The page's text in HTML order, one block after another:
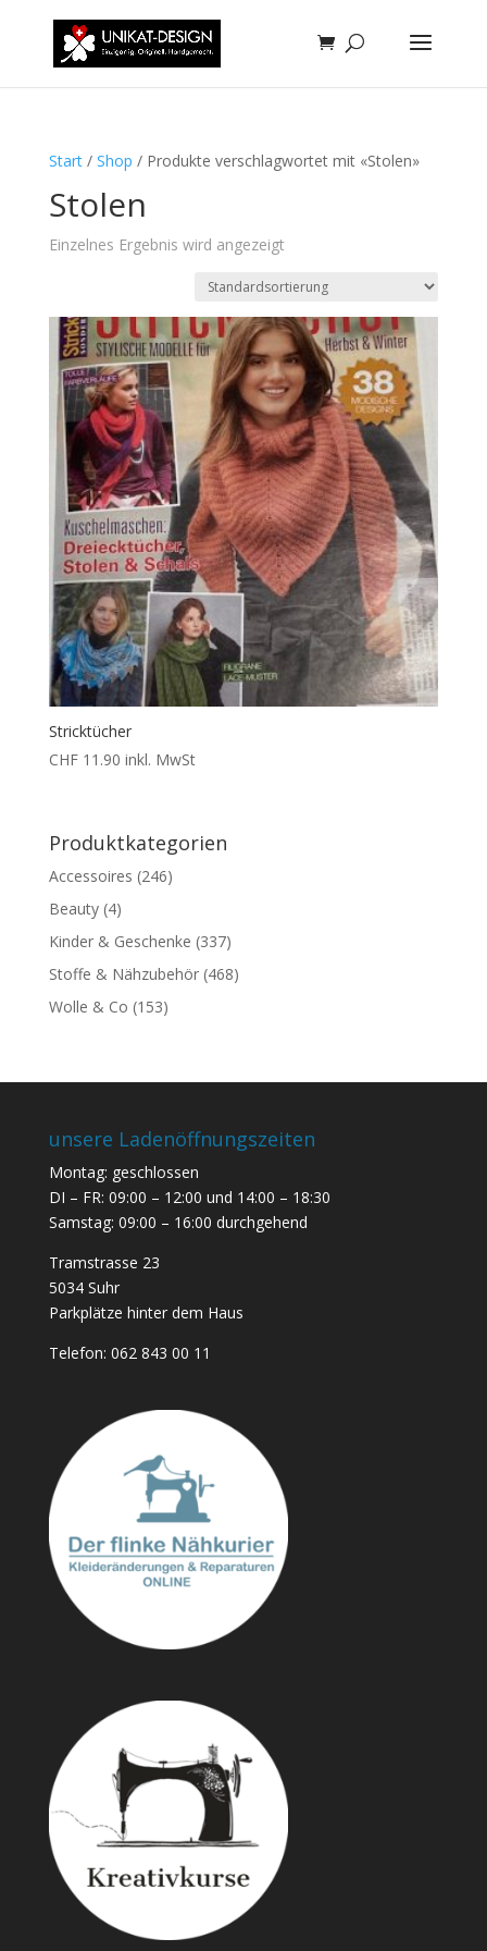
Start/ Shop / Produkte verschlagwortet mit «Stolen»
Stolen
Einzelnes Ergebnis wird angezeigt
Stricktücher
CHF11.90 inkl. MwSt
Produktkategorien
Accessoires (246)
Beauty (4)
Kinder & Geschenke (337)
Stoffe & Nähzubehör (468)
Wolle & Co (153)
unsere Ladenöffnungszeiten
Montag: geschlossen
DI – FR: 09:00 – 12:00 und 14:00 – 18:30
Samstag: 09:00 – 16:00 durchgehend
Tramstrasse 23
5034 Suhr
Parkplätze hinter dem Haus
Telefon: 062 843 00 11